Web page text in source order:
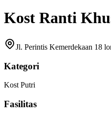
Kost Ranti
Jl. Perintis Kemerdekaan 18
Kategori
Kost Putri
Fasilitas